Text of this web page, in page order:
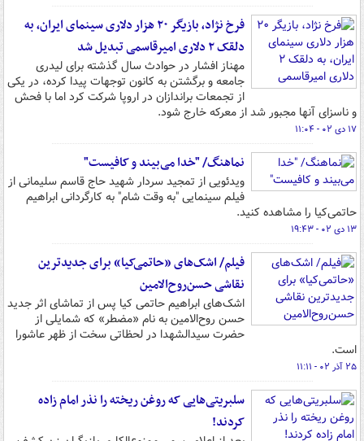
فرخ نژاد، بازیگر ۲۰ هزار دلاری سینمای ایران، به
دلقک ۲ دلاری امیرقاسمی تبدیل شد
مهناز افشار در حوادث سال گذشته برای لیدری
جامعه و برگشتن به کانون توجهات پیدا کرده، در یکی
از تجمعات براندازان در اروپا شرکت کرد اما با فحش
و ناسزای آنها مجبور شد از معرکه خارج شود.
۱۷ دی ۰۲ - ۱۱:۰۴
نماهنگ/ "خدا می‌بیند و کافیست"
ویدئویی از تمجید سردار شهید حاج قاسم سلیمانی از
فیلم سینمایی "به وقت شام" به کارگردانی ابراهیم
حاتمی‌کیا را مشاهده کنید.
۱۳ دی ۰۲ - ۱۹:۴۳
فیلم/ اشک‌های «حاتمی‌کیا» برای جدیدترین
نقاشی حسن‌روح‌الامین
اشک‌های ابراهیم حاتمی کیا پس از تماشای اثر جدید
حسن روح‌الامین به نام «مضطر» که شمایلی از
حضرت سیدالشهدا در لحظاتی سخت از ظهر عاشورا
است.
۲۵ آذر ۰۲ - ۱۱:۱۱
سلبریتی‌هایی که روغن ریخته‌ را نذر امام زاده
کردند!